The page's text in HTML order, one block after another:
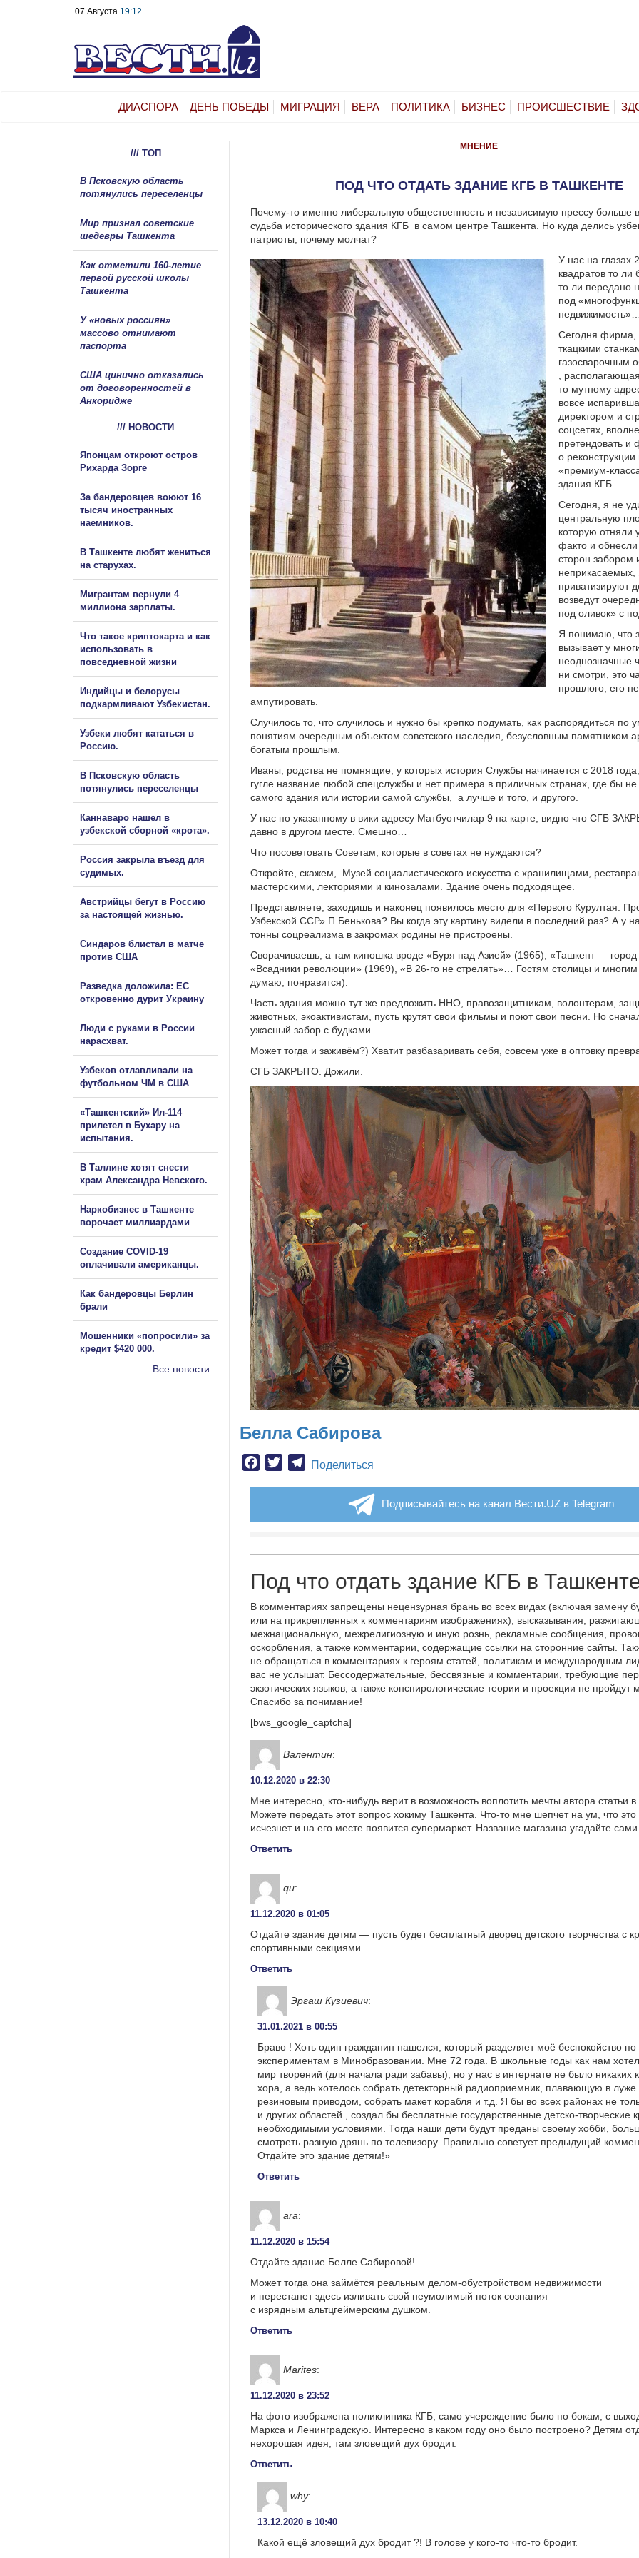
07 Августа 19:12
ДИАСПОРА ДЕНЬ ПОБЕДЫ МИГРАЦИЯ ВЕРА ПОЛИТИКА БИЗНЕС ПРОИСШЕСТВИЕ
МНЕНИЕ
ПОД ЧТО ОТДАТЬ ЗДАНИЕ КГБ В ТАШКЕНТЕ
Почему-то именно либеральную общественность и независимую прессу больше
судьба исторического здания КГБ в самом центре Ташкента. Но куда делись
патриоты, почему молчат?
У нас на глазах
квадратов то ли
то ли передано
под
Сегодня фирма,
ткацкими
газосварочным
,
то мутному
вовсе
директором и
соцсетях,
претендовать и
о реконструкции
«премиум-
здания КГБ.
Сегодня, я не
центральную
которую отняли
факто и обнесли
сторон забором
неприкасаемых,
приватизируют
возведут
под оливок» с
Я понимаю, что
вызывает у
неоднозначные
ни смотри, это
прошлого, его
ампутировать.
Случилось то, что случилось и нужно бы крепко подумать, как распорядиться по
понятиям очередным объектом советского наследия, безусловным памятником
богатым прошлым.
Иваны, родства не помнящие, у которых история Службы начинается с 2018
гугле название любой спецслужбы и нет примера в приличных странах, где бы
самого здания или истории самой службы, а лучше и того, и другого.
У нас по указанному в вики адресу Матбуотчилар 9 на карте, видно что СГБ
давно в другом месте. Смешно…
Что посоветовать Советам, которые в советах не нуждаются?
Откройте, скажем, Музей социалистического искусства с хранилищами,
мастерскими, лекториями и кинозалами. Здание очень подходящее.
Представляете, заходишь и наконец появилось место для «Первого Курултая.
Узбекской ССР» П.Бенькова? Вы когда эту картину видели в последний раз? А у
тонны соцреализма в закромах родины не пристроены.
Сворачиваешь, а там киношка вроде «Буря над Азией» (1965), «Ташкент —
«Всадники революции» (1969), «В 26-го не стрелять»… Гостям столицы и
думаю, понравится).
Часть здания можно тут же предложить ННО, правозащитникам, волонтерам,
животных, экоактивистам, пусть крутят свои фильмы и поют свои песни. Но
ужасный забор с будками.
Может тогда и заживём?) Хватит разбазаривать себя, совсем уже в оптовку
СГБ ЗАКРЫТО. Дожили.
Белла Сабирова
Facebook
TwitterTelegram
Поделиться
Подписывайтесь на канал Вести.UZ в Telegram
Под что отдать здание КГБ в
В комментариях запрещены нецензурная брань во всех видах (включая замену
или на прикрепленных к комментариям изображениях), высказывания,
межнациональную, межрелигиозную и иную рознь, рекламные сообщения,
оскорбления, а также комментарии, содержащие ссылки на сторонние сайты.
не обращаться в комментариях к героям статей, политикам и международным
вас не услышат. Бессодержательные, бессвязные и комментарии, требующие
экзотических языков, а также конспирологические теории и проекции не
Спасибо за понимание!
[bws_google_captcha]
Валентин:
10.12.2020 в 22:30
Мне интересно, кто-нибудь верит в возможность воплотить мечты автора статьи
Можете передать этот вопрос хокиму Ташкента. Что-то мне шепчет на ум, что это
исчезнет и на его месте появится супермаркет. Название магазина угадайте
Ответить
qu:
11.12.2020 в 01:05
Отдайте здание детям — пусть будет бесплатный дворец детского творчества с
спортивными секциями.
Ответить
Эргаш Кузиевич:
31.01.2021 в 00:55
Браво ! Хоть один гражданин нашелся, который разделяет моё беспокойство по
экспериментам в Минобразовании. Мне 72 года. В школьные годы как нам
мир творений (для начала ради забавы), но у нас в интернате не было никаких
хора, а ведь хотелось собрать детекторный радиоприемник, плавающую в луже
резиновым приводом, собрать макет корабля и т.д. Я бы во всех районах не
и других областей , создал бы бесплатные государственные детско-творческие
необходимыми условиями. Тогда наши дети будут преданы своему хобби,
смотреть разную дрянь по телевизору. Правильно советует предыдущий
Отдайте это здание детям!»
Ответить
ara:
11.12.2020 в 15:54
Отдайте здание Белле Сабировой!
Может тогда она займётся реальным делом-обустройством недвижимости
и перестанет здесь изливать свой неумолимый поток сознания
c изрядным альтцгеймерским душком.
Ответить
Marites:
11.12.2020 в 23:52
На фото изображена поликлиника КГБ, само учереждение было по бокам, с
Маркса и Ленинградскую. Интересно в каком году оно было построено? Детям
нехорошая идея, там зловещий дух бродит.
Ответить
why:
13.12.2020 в 10:40
Какой ещё зловещий дух бродит ?! В голове у кого-то что-то бродит.
/// ТОП
В Псковскую область
потянулись переселенцы
Мир признал советские
шедевры Ташкента
Как отметили 160-летие
первой русской школы
Ташкента
У «новых россиян»
массово отнимают
паспорта
США цинично отказались
от договоренностей в
Анкоридже
/// НОВОСТИ
Японцам откроют остров
Рихарда Зорге
За бандеровцев воюют 16
тысяч иностранных
наемников.
В Ташкенте любят жениться
на старухах.
Мигрантам вернули 4
миллиона зарплаты.
Что такое криптокарта и как
использовать в
повседневной жизни
Индийцы и белорусы
подкармливают Узбекистан.
Узбеки любят кататься в
Россию.
В Псковскую область
потянулись переселенцы
Каннаваро нашел в
узбекской сборной «крота».
Россия закрыла въезд для
судимых.
Австрийцы бегут в Россию
за настоящей жизнью.
Синдаров блистал в матче
против США
Разведка доложила: ЕС
откровенно дурит Украину
Люди с руками в России
нарасхват.
Узбеков отлавливали на
футбольном ЧМ в США
«Ташкентский» Ил-114
прилетел в Бухару на
испытания.
В Таллине хотят снести
храм Александра Невского.
Наркобизнес в Ташкенте
ворочает миллиардами
Создание COVID-19
оплачивали американцы.
Как бандеровцы Берлин
брали
Мошенники «попросили» за
кредит $420 000.
Все новости...